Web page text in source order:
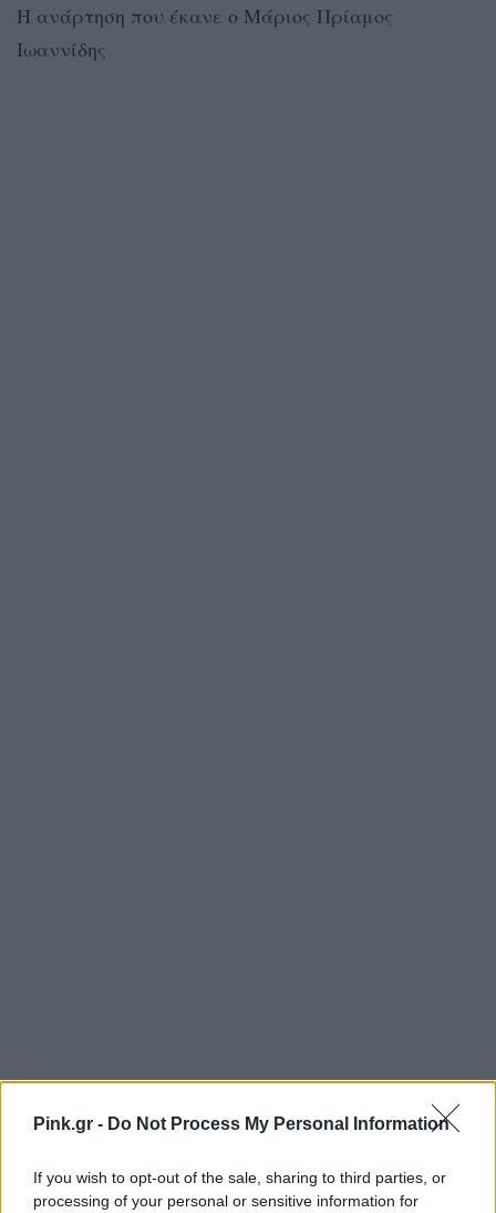
Pink.gr - Do Not Process My Personal Information
If you wish to opt-out of the sale, sharing to third parties, or
processing of your personal or sensitive information for
Η ανάρτηση που έκανε ο Μάριος Πρίαμος
Ιωαννίδης